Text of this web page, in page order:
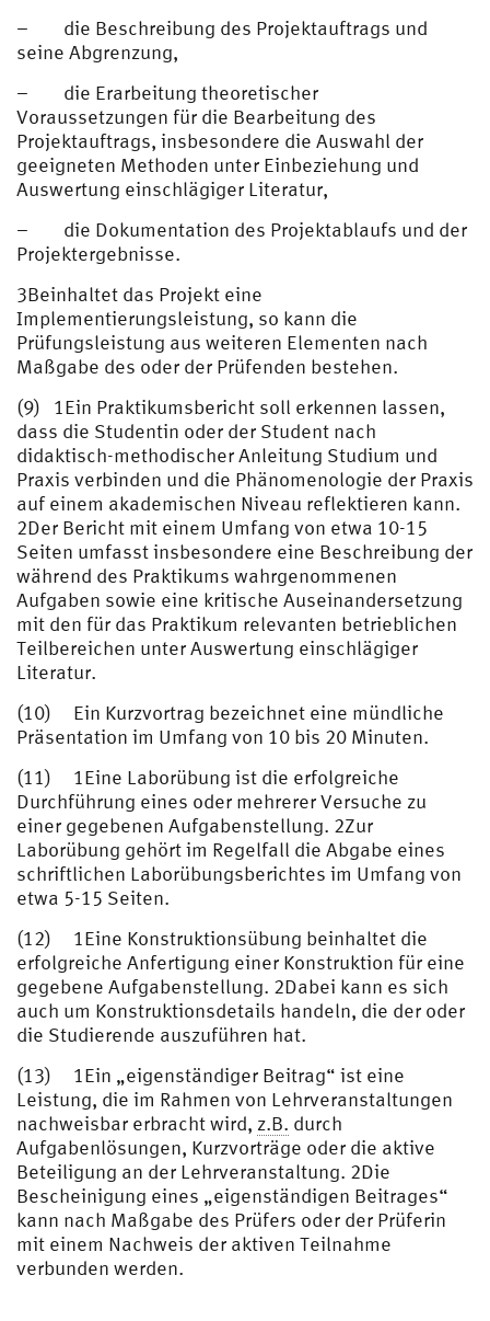
– die Beschreibung des Projektauftrags und
seine Abgrenzung,
– die Erarbeitung theoretischer
Voraussetzungen für die Bearbeitung des
Projektauftrags, insbesondere die Auswahl der
geeigneten Methoden unter Einbeziehung und
Auswertung einschlägiger Literatur,
– die Dokumentation des Projektablaufs und der
Projektergebnisse.
3Beinhaltet das Projekt eine
Implementierungsleistung, so kann die
Prüfungsleistung aus weiteren Elementen nach
Maßgabe des oder der Prüfenden bestehen.
(9) 1Ein Praktikumsbericht soll erkennen lassen,
dass die Studentin oder der Student nach
didaktisch-methodischer Anleitung Studium und
Praxis verbinden und die Phänomenologie der Praxis
auf einem akademischen Niveau reflektieren kann.
2Der Bericht mit einem Umfang von etwa 10-15
Seiten umfasst insbesondere eine Beschreibung der
während des Praktikums wahrgenommenen
Aufgaben sowie eine kritische Auseinandersetzung
mit den für das Praktikum relevanten betrieblichen
Teilbereichen unter Auswertung einschlägiger
Literatur.
(10) Ein Kurzvortrag bezeichnet eine mündliche
Präsentation im Umfang von 10 bis 20 Minuten.
(11) 1Eine Laborübung ist die erfolgreiche
Durchführung eines oder mehrerer Versuche zu
einer gegebenen Aufgabenstellung. 2Zur
Laborübung gehört im Regelfall die Abgabe eines
schriftlichen Laborübungsberichtes im Umfang von
etwa 5-15 Seiten.
(12) 1Eine Konstruktionsübung beinhaltet die
erfolgreiche Anfertigung einer Konstruktion für eine
gegebene Aufgabenstellung. 2Dabei kann es sich
auch um Konstruktionsdetails handeln, die der oder
die Studierende auszuführen hat.
(13) 1Ein „eigenständiger Beitrag“ ist eine
Leistung, die im Rahmen von Lehrveranstaltungen
nachweisbar erbracht wird, z.B. durch
Aufgabenlösungen, Kurzvorträge oder die aktive
Beteiligung an der Lehrveranstaltung. 2Die
Bescheinigung eines „eigenständigen Beitrages“
kann nach Maßgabe des Prüfers oder der Prüferin
mit einem Nachweis der aktiven Teilnahme
verbunden werden.